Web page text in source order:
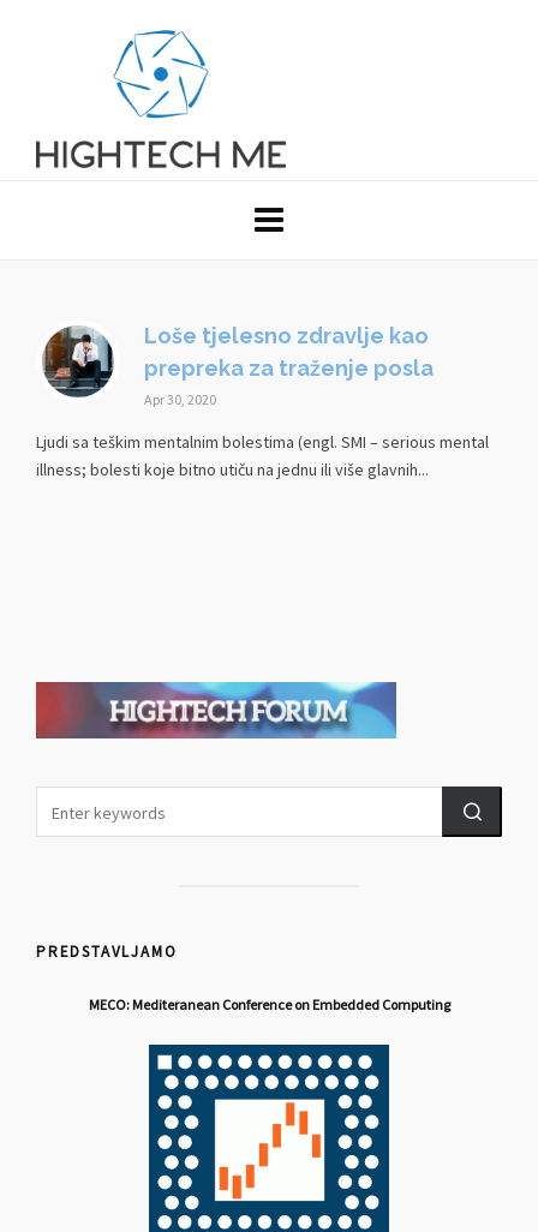
Loše tjelesno zdravlje kao
prepreka za traženje posla
Apr 30, 2020
Ljudi sa teškim mentalnim bolestima (engl. SMI – serious mental
illness; bolesti koje bitno utiču na jednu ili više glavnih...
PREDSTAVLJAMO
MECO: Mediteranean Conference on Embedded Computing